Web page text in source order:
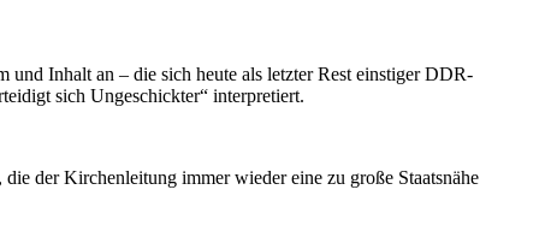
und Inhalt an – die sich heute als letzter Rest einstiger DDR-
sich Ungeschickter“ interpretiert.
der Kirchenleitung immer wieder eine zu große Staatsnähe